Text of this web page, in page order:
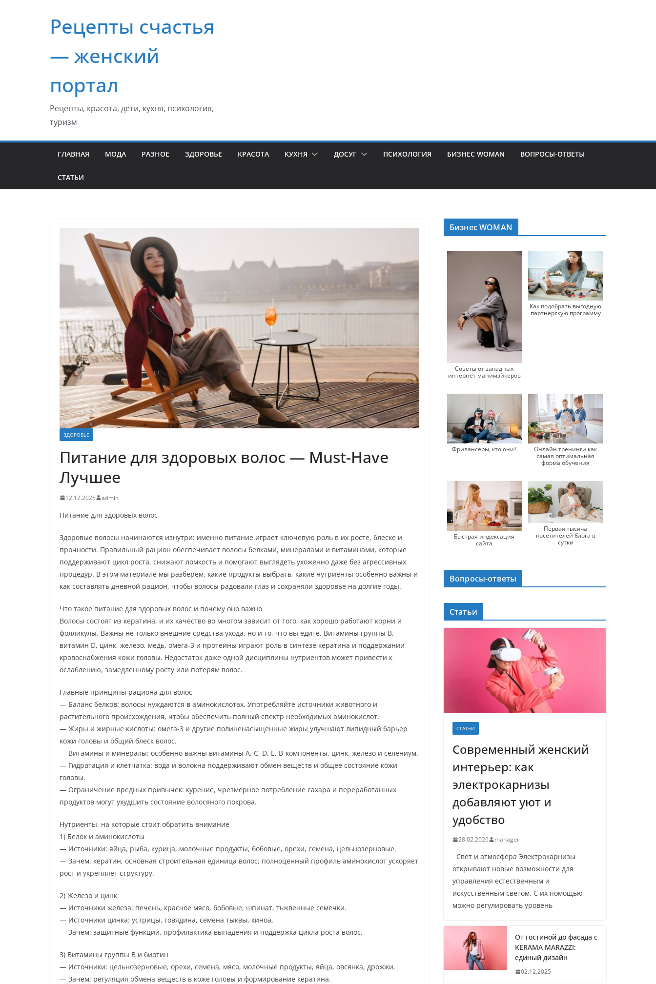
содержимомуРецепты счастья
— женский
портал
Рецепты, красота, дети, кухня, психология,
туризм
ГЛАВНАЯ МОДА РАЗНОЕ ЗДОРОВЬЕ КРАСОТА КУХНЯ ДОСУГ ПСИХОЛОГИЯ БИЗНЕС WOMAN ВОПРОСЫ-ОТВЕТЫ
СТАТЬИ
ЗДОРОВЬЕ
Питание для здоровых волос — Must-Have
Лучшее
12.12.2025 admin
Питание для здоровых волос
Здоровые волосы начинаются изнутри: именно питание играет ключевую роль в их росте, блеске и
прочности. Правильный рацион обеспечивает волосы белками, минералами и витаминами, которые
поддерживают цикл роста, снижают ломкость и помогают выглядеть ухоженно даже без агрессивных
процедур. В этом материале мы разберем, какие продукты выбрать, какие нутриенты особенно важны и
как составлять дневной рацион, чтобы волосы радовали глаз и сохраняли здоровье на долгие годы.
Что такое питание для здоровых волос и почему оно важно
Волосы состоят из кератина, и их качество во многом зависит от того, как хорошо работают корни и
фолликулы. Важны не только внешние средства ухода, но и то, что вы едите. Витамины группы B,
витамин D, цинк, железо, медь, омега-3 и протеины играют роль в синтезе кератина и поддержании
кровоснабжения кожи головы. Недостаток даже одной дисциплины нутриентов может привести к
ослаблению, замедленному росту или потерям волос.
Главные принципы рациона для волос
— Баланс белков: волосы нуждаются в аминокислотах. Употребляйте источники животного и
растительного происхождения, чтобы обеспечить полный спектр необходимых аминокислот.
— Жиры и жирные кислоты: омега-3 и другие полиненасыщенные жиры улучшают липидный барьер
кожи головы и общий блеск волос.
— Витамины и минералы: особенно важны витамины A, C, D, E, B-компоненты, цинк, железо и селениум.
— Гидратация и клетчатка: вода и волокна поддерживают обмен веществ и общее состояние кожи
головы.
— Ограничение вредных привычек: курение, чрезмерное потребление сахара и переработанных
продуктов могут ухудшить состояние волосяного покрова.
Нутриенты, на которые стоит обратить внимание
1) Белок и аминокислоты
— Источники: яйца, рыба, курица, молочные продукты, бобовые, орехи, семена, цельнозерновые.
— Зачем: кератин, основная строительная единица волос; полноценный профиль аминокислот ускоряет
рост и укрепляет структуру.
2) Железо и цинк
— Источники железа: печень, красное мясо, бобовые, шпинат, тыквенные семечки.
— Источники цинка: устрицы, говядина, семена тыквы, киноа.
— Зачем: защитные функции, профилактика выпадения и поддержка цикла роста волос.
3) Витамины группы B и биотин
— Источники: цельнозерновые, орехи, семена, мясо, молочные продукты, яйца, овсянка, дрожжи.
— Зачем: регуляция обмена веществ в коже головы и формирование кератина.
Бизнес WOMAN
Советы от западных
интернет манимэйкеров
Как подобрать выгодную
партнерскую программу
Фрилансеры, кто они?
Онлайн тренинги как
самая оптимальная
форма обучения
Быстрая индексация
сайта
Первая тысяча
посетителей блога в
сутки
Вопросы-ответы
Статьи
СТАТЬИ
Современный женский
интерьер: как
электрокарнизы
добавляют уют и
удобство
28.02.2026 manager
Свет и атмосфера Электрокарнизы
открывают новые возможности для
управления естественным и
искусственным светом. С их помощью
можно регулировать уровень
От гостиной до фасада с
KERAMA MARAZZI:
единый дизайн
02.12.2025